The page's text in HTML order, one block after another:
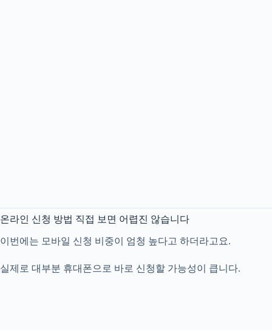
온라인 신청 방법 직접 보면 어렵진 않습니다
이번에는 모바일 신청 비중이 엄청 높다고 하더라고요.
실제로 대부분 휴대폰으로 바로 신청할 가능성이 큽니다.